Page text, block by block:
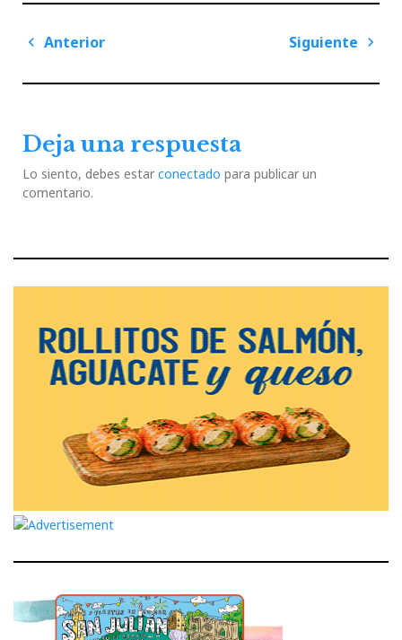
Navegación
entradas
Anterior
Siguiente
Deja una respuesta
Lo siento, debes estar conectado para publicar un
comentario.